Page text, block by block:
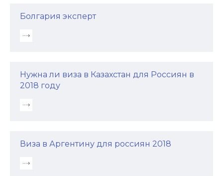
Болгария эксперт
Нужна ли виза в Казахстан для Россиян в
2018 году
Виза в Аргентину для россиян 2018